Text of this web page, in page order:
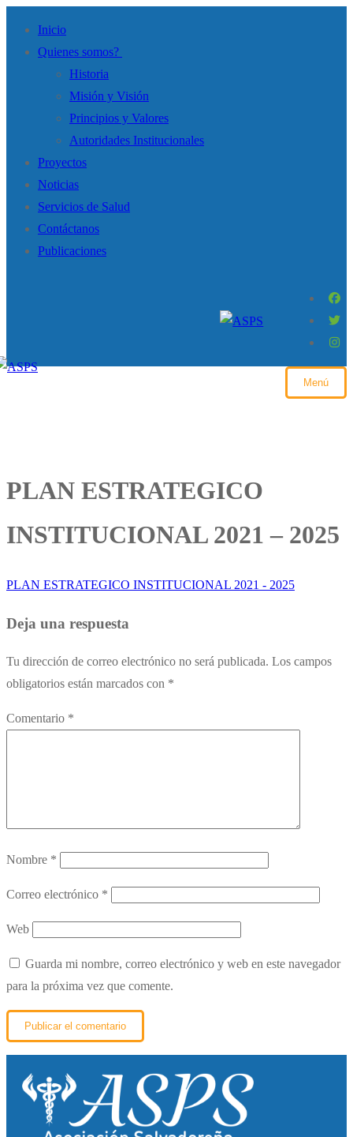
Inicio
Quienes somos?
Historia
Misión y Visión
Principios y Valores
Autoridades Institucionales
Proyectos
Noticias
Servicios de Salud
Contáctanos
Publicaciones
Menú
PLAN ESTRATEGICO
INSTITUCIONAL 2021 – 2025
PLAN ESTRATEGICO INSTITUCIONAL 2021 - 2025
Deja una respuesta
Tu dirección de correo electrónico no será publicada. Los campos
obligatorios están marcados con *
Comentario *
Nombre *
Correo electrónico *
Web
Guarda mi nombre, correo electrónico y web en este navegador
para la próxima vez que comente.